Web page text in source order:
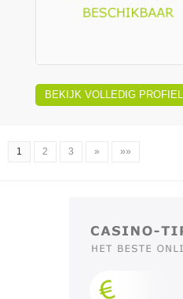
BEKIJK VOLLEDIG PROFIEL
1 2 3 » »»